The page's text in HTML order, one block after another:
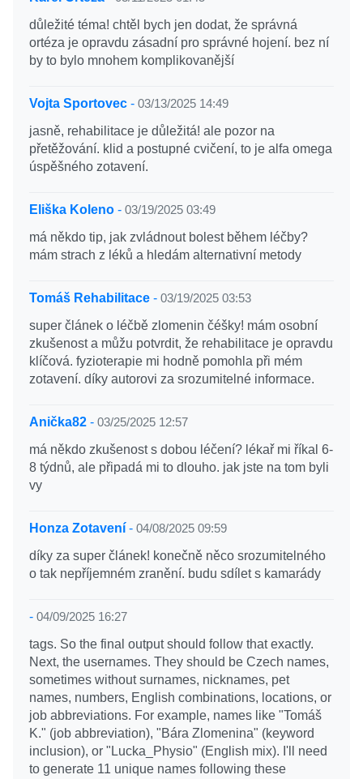
důležité téma! chtěl bych jen dodat, že správná
ortéza je opravdu zásadní pro správné hojení. bez ní
by to bylo mnohem komplikovanější
Vojta Sportovec - 03/13/2025 14:49
jasně, rehabilitace je důležitá! ale pozor na
přetěžování. klid a postupné cvičení, to je alfa omega
úspěšného zotavení.
Eliška Koleno - 03/19/2025 03:49
má někdo tip, jak zvládnout bolest během léčby?
mám strach z léků a hledám alternativní metody
Tomáš Rehabilitace - 03/19/2025 03:53
super článek o léčbě zlomenin čéšky! mám osobní
zkušenost a můžu potvrdit, že rehabilitace je opravdu
klíčová. fyzioterapie mi hodně pomohla při mém
zotavení. díky autorovi za srozumitelné informace.
Anička82 - 03/25/2025 12:57
má někdo zkušenost s dobou léčení? lékař mi říkal 6-
8 týdnů, ale připadá mi to dlouho. jak jste na tom byli
vy
Honza Zotavení - 04/08/2025 09:59
díky za super článek! konečně něco srozumitelného
o tak nepříjemném zranění. budu sdílet s kamarády
- 04/09/2025 16:27
tags. So the final output should follow that exactly.
Next, the usernames. They should be Czech names,
sometimes without surnames, nicknames, pet
names, numbers, English combinations, locations, or
job abbreviations. For example, names like "Tomáš
K." (job abbreviation), "Bára Zlomenina" (keyword
inclusion), or "Lucka_Physio" (English mix). I'll need
to generate 11 unique names following these